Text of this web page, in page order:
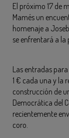
El próximo 17 de
Mamés un
homenaje a
se enfrentará a la
Las entradas
1 € cada una y la
construcción de
Democrática del
recientemente
coro.